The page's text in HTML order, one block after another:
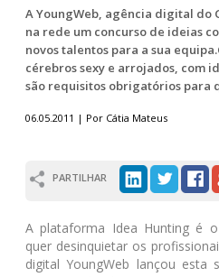
A YoungWeb, agência digital do
na rede um concurso de ideias
novos talentos para a sua
cérebros sexy e arrojados, com
são requisitos obrigatórios para
06.05.2011 | Por Cátia Mateus
PARTILHAR
A plataforma Idea Hunting é
quer desinquietar os
digital YoungWeb lançou esta